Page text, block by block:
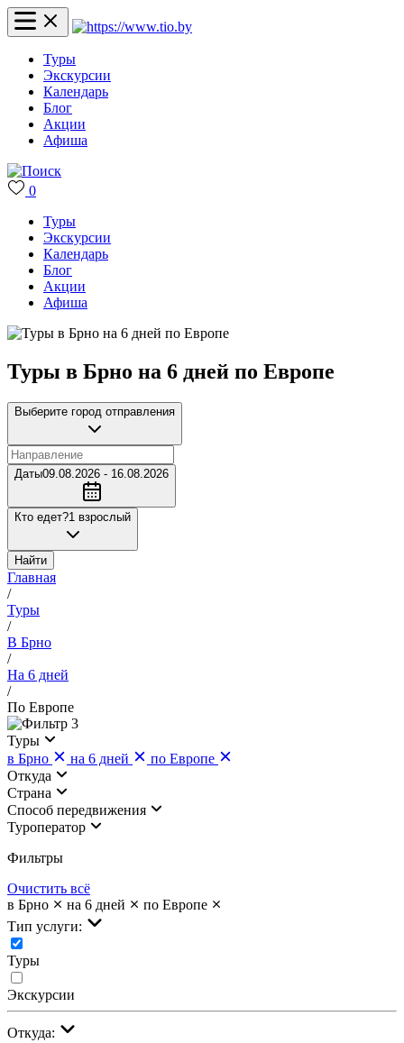
Туры
Экскурсии
Календарь
Блог
Акции
Афиша
0
Туры
Экскурсии
Календарь
Блог
Акции
Афиша
Туры в Брно на 6 дней по Европе
Выберите город отправления
Даты09.08.2026 - 16.08.2026
Кто едет?1 взрослый
Найти
Главная
/
Туры
/
В Брно
/
На 6 дней
/
По Европе
3
Туры
в Брно
на 6 дней
по Европе
Откуда
Страна
Cпособ передвижения
Туроператор
Фильтры
Очистить всё
в Брно
на 6 дней
по Европе
Тип услуги:
Туры
Экскурсии
Откуда: